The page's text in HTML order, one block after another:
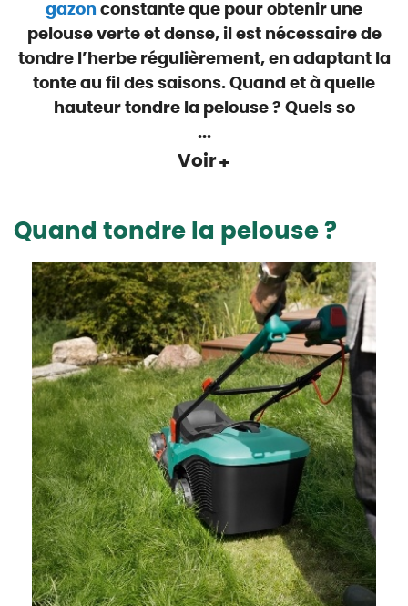
gazon constante que pour obtenir une
pelouse verte et dense, il est nécessaire de
tondre l’herbe régulièrement, en adaptant la
tonte au fil des saisons. Quand et à quelle
hauteur tondre la pelouse ? Quels so
...
Voir
Quand tondre la pelouse ?